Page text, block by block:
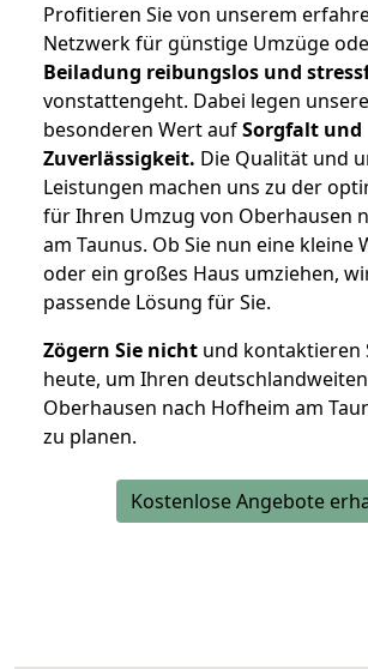
Profitieren Sie von unserem
Netzwerk für günstige Umzüge
Beiladung reibungslos und
vonstattengeht. Dabei legen
besonderen Wert aufSorgfalt und
Zuverlässigkeit. Die Qualität und
Leistungen machen uns zu der
für Ihren Umzug von Oberhausen
am Taunus. Ob Sie nun eine kleine
oder ein großes Haus umziehen,
passende Lösung für Sie.
Zögern Sie nicht und kontaktieren
heute, um Ihren
Oberhausen nach Hofheim am
zu planen.
Kostenlose Angebote